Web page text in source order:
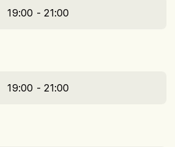
19:00 - 21:00
19:00 - 21:00